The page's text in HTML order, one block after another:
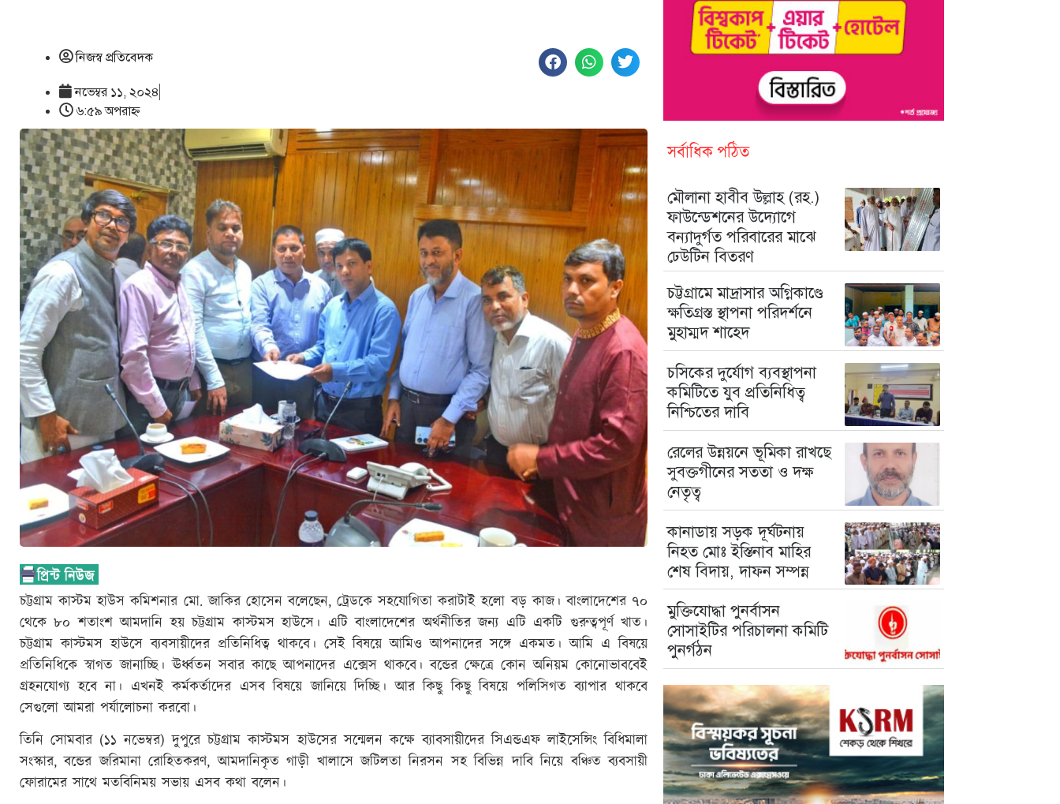
নিজস্ব প্রতিবেদক
নভেম্বর ১১, ২০২৪
৬:৫৯ অপরাহ্ণ
চট্টগ্রাম কাস্টম হাউস কমিশনার মো. জাকির হোসেন বলেছেন, ট্রেডকে সহযোগিতা করাটাই হলো বড় কাজ। বাংলাদেশের ৭০
থেকে ৮০ শতাংশ আমদানি হয় চট্টগ্রাম কাস্টমস হাউসে। এটি বাংলাদেশের অর্থনীতির জন্য এটি একটি গুরুত্বপূর্ণ খাত।
চট্টগ্রাম কাস্টমস হাউসে ব্যবসায়ীদের প্রতিনিধিত্ব থাকবে। সেই বিষয়ে আমিও আপনাদের সঙ্গে একমত। আমি এ বিষয়ে
প্রতিনিধিকে স্বাগত জানাচ্ছি। ঊর্ধ্বতন সবার কাছে আপনাদের এক্সেস থাকবে। বন্ডের ক্ষেত্রে কোন অনিয়ম কোনোভাববেই
গ্রহনযোগ্য হবে না। এখনই কর্মকর্তাদের এসব বিষয়ে জানিয়ে দিচ্ছি। আর কিছু কিছু বিষয়ে পলিসিগত ব্যাপার থাকবে
সেগুলো আমরা পর্যালোচনা করবো।
তিনি সোমবার (১১ নভেম্বর) দুপুরে চট্টগ্রাম কাস্টমস হাউসের সন্মেলন কক্ষে ব্যাবসায়ীদের সিএন্ডএফ লাইসেন্সিং বিধিমালা
সংস্কার, বন্ডের জরিমানা রোহিতকরণ, আমদানিকৃত গাড়ী খালাসে জটিলতা নিরসন সহ বিভিন্ন দাবি নিয়ে বঞ্চিত ব্যবসায়ী
ফোরামের সাথে মতবিনিময় সভায় এসব কথা বলেন।
সর্বাধিক পঠিত
মৌলানা হাবীব উল্লাহ (রহ.)
ফাউন্ডেশনের উদ্যোগে
বন্যাদুর্গত পরিবারের মাঝে
ঢেউটিন বিতরণ
চট্টগ্রামে মাদ্রাসার অগ্নিকাণ্ডে
ক্ষতিগ্রস্ত স্থাপনা পরিদর্শনে
মুহাম্মদ শাহেদ
চসিকের দুর্যোগ ব্যবস্থাপনা
কমিটিতে যুব প্রতিনিধিত্ব
নিশ্চিতের দাবি
রেলের উন্নয়নে ভূমিকা রাখছে
সুবক্তগীনের সততা ও দক্ষ
নেতৃত্ব
কানাডায় সড়ক দূর্ঘটনায়
নিহত মোঃ ইস্তিনাব মাহির
শেষ বিদায়, দাফন সম্পন্ন
মুক্তিযোদ্ধা পুনর্বাসন
সোসাইটির পরিচালনা কমিটি
পুনর্গঠন